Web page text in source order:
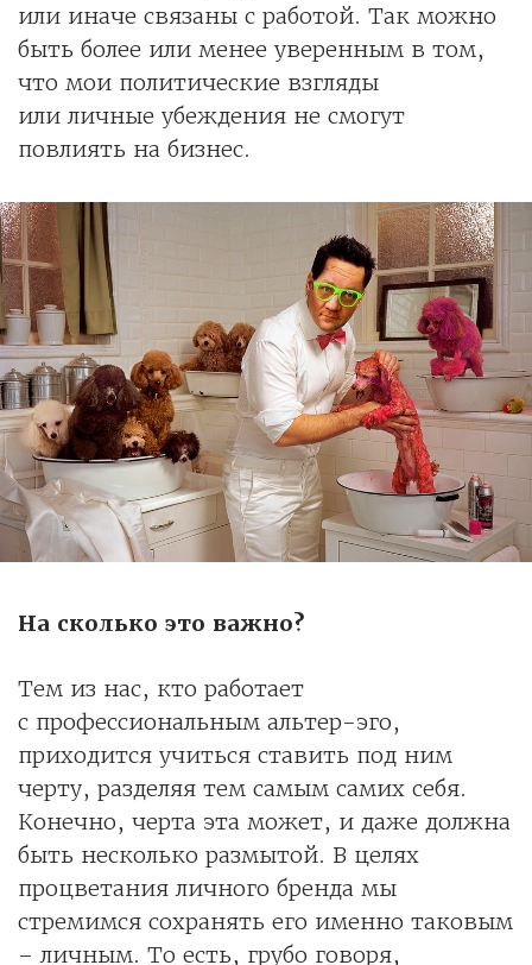
или иначе связаны с работой. Так можно
быть более или менее уверенным в том,
что мои политические взгляды
или личные убеждения не смогут
повлиять на бизнес.
На сколько это важно?
Тем из нас, кто работает
с профессиональным альтер-эго,
приходится учиться ставить под ним
черту, разделяя тем самым самих себя.
Конечно, черта эта может, и даже должна
быть несколько размытой. В целях
процветания личного бренда мы
стремимся сохранять его именно таковым
– личным. То есть, грубо говоря,